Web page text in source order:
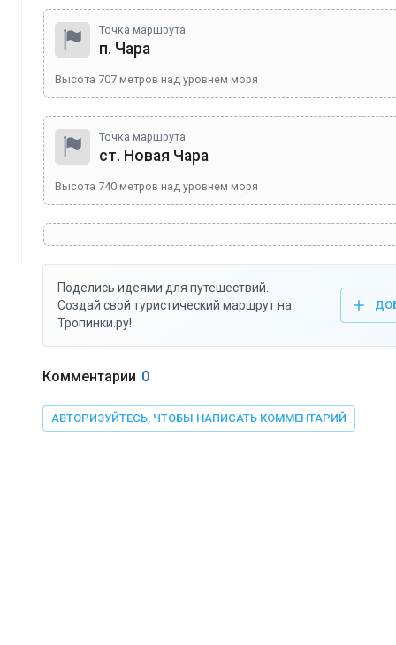
Точка маршрута
п. Чара
Высота 707 метров над уровнем моря
Точка маршрута
ст. Новая Чара
Высота 740 метров над уровнем моря
Поделись идеями для путешествий.
Создай свой туристический маршрут на
Тропинки.ру!
Комментарии 0
АВТОРИЗУЙТЕСЬ, ЧТОБЫ НАПИСАТЬ КОММЕНТАРИЙ